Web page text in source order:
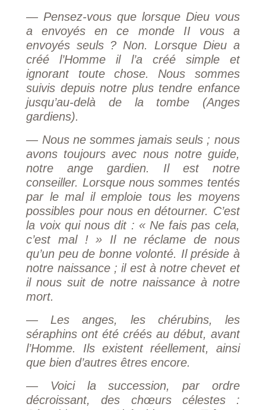
— Pensez-vous que lorsque Dieu vous
a envoyés en ce monde II vous a
envoyés seuls ? Non. Lorsque Dieu a
créé l’Homme il l’a créé simple et
ignorant toute chose. Nous sommes
suivis depuis notre plus tendre enfance
jusqu’au-delà de la tombe (Anges
gardiens).
— Nous ne sommes jamais seuls ; nous
avons toujours avec nous notre guide,
notre ange gardien. Il est notre
conseiller. Lorsque nous sommes tentés
par le mal il emploie tous les moyens
possibles pour nous en détourner. C’est
la voix qui nous dit : « Ne fais pas cela,
c’est mal ! » Il ne réclame de nous
qu’un peu de bonne volonté. Il préside à
notre naissance ; il est à notre chevet et
il nous suit de notre naissance à notre
mort.
— Les anges, les chérubins, les
séraphins ont été créés au début, avant
l’Homme. Ils existent réellement, ainsi
que bien d’autres êtres encore.
— Voici la succession, par ordre
décroissant, des chœurs célestes :